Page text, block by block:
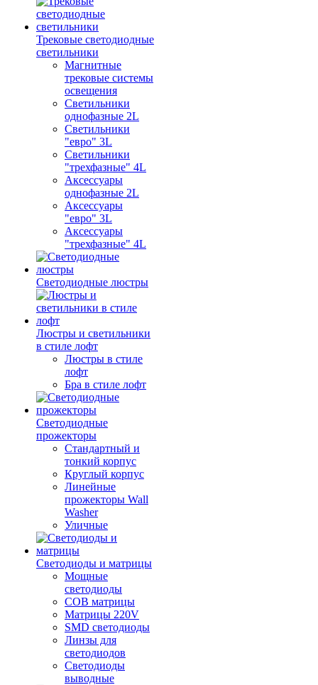
Трековые светодиодные
светильники
Магнитные
трековые системы
освещения
Светильники
однофазные 2L
Светильники
"евро" 3L
Светильники
"трехфазные" 4L
Аксессуары
однофазные 2L
Аксессуары
"евро" 3L
Аксессуары
"трехфазные" 4L
Светодиодные люстры
Люстры и светильники
в стиле лофт
Люстры в стиле
лофт
Бра в стиле лофт
Светодиодные
прожекторы
Стандартный и
тонкий корпус
Круглый корпус
Линейные
прожекторы Wall
Washer
Уличные
Светодиоды и матрицы
Мощные
светодиоды
COB матрицы
Матрицы 220V
SMD светодиоды
Линзы для
светодиодов
Светодиоды
выводные